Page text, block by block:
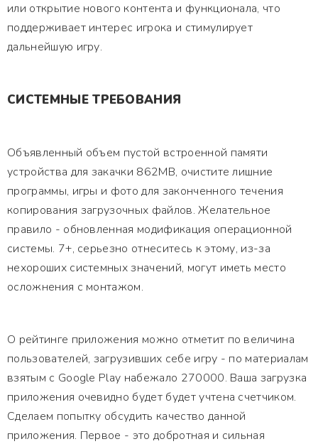
или открытие нового контента и функционала, что
поддерживает интерес игрока и стимулирует
дальнейшую игру.
СИСТЕМНЫЕ ТРЕБОВАНИЯ
Объявленный объем пустой встроенной памяти
устройства для закачки 862MB, очистите лишние
программы, игры и фото для законченного течения
копирования загрузочных файлов. Желательное
правило - обновленная модификация операционной
системы. 7+, серьезно отнеситесь к этому, из-за
нехороших системных значений, могут иметь место
осложнения с монтажом.
О рейтинге приложения можно отметит по величина
пользователей, загрузивших себе игру - по материалам
взятым с Google Play набежало 270000. Ваша загрузка
приложения очевидно будет будет учтена счетчиком.
Сделаем попытку обсудить качество данной
приложения. Первое - это добротная и сильная